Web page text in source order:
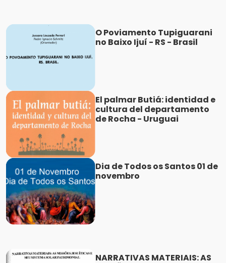
O Poviamento Tupiguarani
no Baixo Ijuí - RS - Brasil
El palmar Butiá: identidad e
cultura del departamento
de Rocha - Uruguai
Dia de Todos os Santos 01 de
novembro
NARRATIVAS MATERIAIS: AS